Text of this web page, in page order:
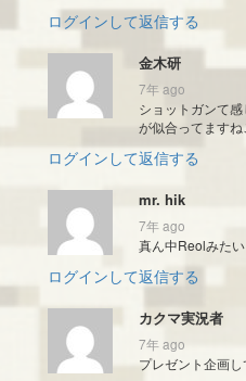
ログインして返信する
金木研
7年 ago
ショットガンて
が似合ってます
ログインして返信する
mr. hik
7年 ago
真ん中Reolみたい
ログインして返信する
カクマ実況者
7年 ago
プレゼント企画